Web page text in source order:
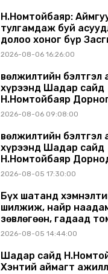
Н.Номтойбаяр:
тулгамдаж буй
долоо хоног бүр
газрын хуралдаанд
2026-08-06 16:26:00
Өвөлжилтийн
хүрээнд Шадар сайд
Н.Номтойбаяр
аймагт ажиллав
2026-08-06 09:08:00
Өвөлжилтийн
хүрээнд Шадар сайд
Н.Номтойбаяр
Сүхбаатар аймагт
2026-08-05 17:30:00
Бүх шатанд
шилжиж, найр
зөвлөгөөн, гадаад
хориглолоо
2026-08-05 14:44:00
Шадар сайд
Хэнтий аймагт